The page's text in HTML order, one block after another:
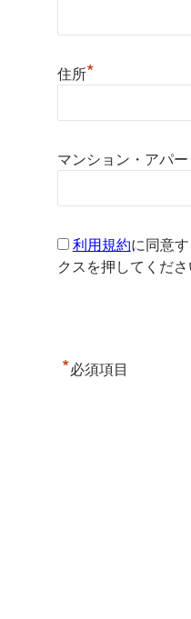
住所*
マンション・アパー
利用規約に同意
クスを押してくださ
*必須項目